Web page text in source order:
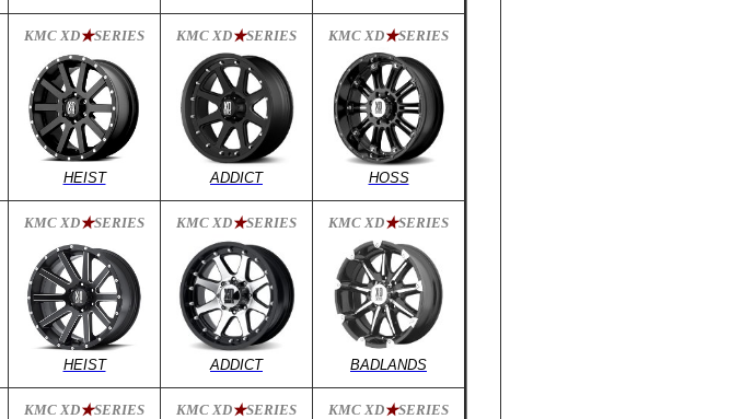
KMC XD★SERIES
HEIST
KMC XD★SERIES
ADDICT
KMC XD★SERIES
HOSS
KMC XD★SERIES
HEIST
KMC XD★SERIES
ADDICT
KMC XD★SERIES
BADLANDS
KMC XD★SERIES KMC XD★SERIES KMC XD★SERIES